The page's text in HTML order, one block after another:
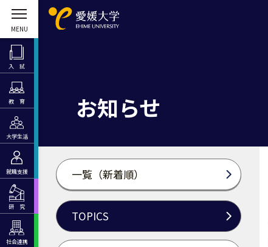
入 試
教 育
大学生活
就職支援
研 究
社会連携
お知らせ
一覧（新着順）
TOPICS